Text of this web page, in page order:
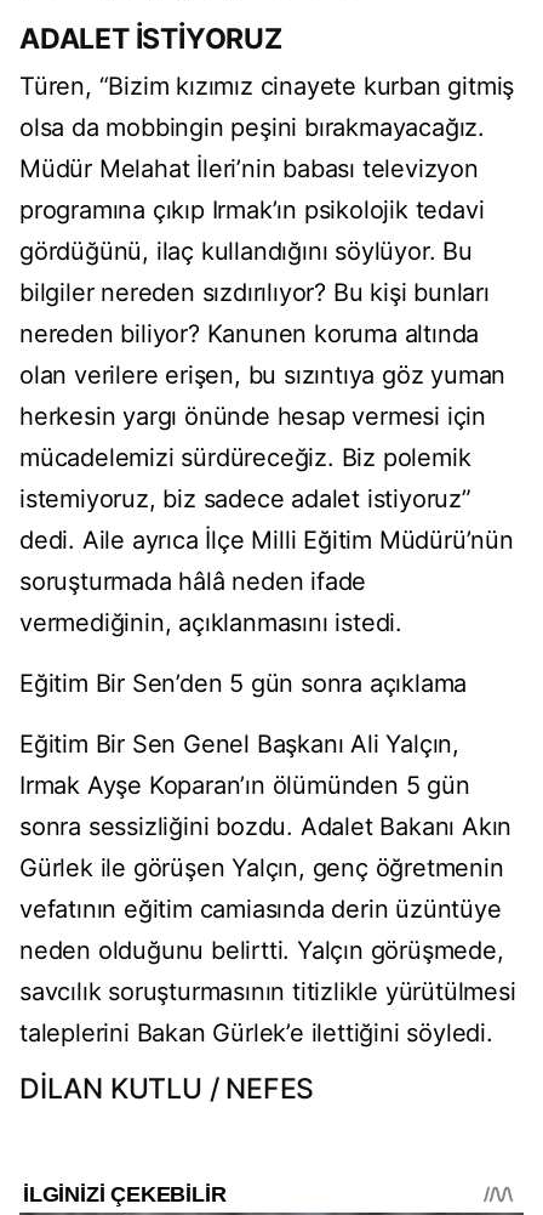
ADALET İSTİYORUZ
Türen, “Bizim kızımız cinayete kurban gitmiş
olsa da mobbingin peşini bırakmayacağız.
Müdür Melahat İleri’nin babası televizyon
programına çıkıp Irmak’ın psikolojik tedavi
gördüğünü, ilaç kullandığını söylüyor. Bu
bilgiler nereden sızdırılıyor? Bu kişi bunları
nereden biliyor? Kanunen koruma altında
olan verilere erişen, bu sızıntıya göz yuman
herkesin yargı önünde hesap vermesi için
mücadelemizi sürdüreceğiz. Biz polemik
istemiyoruz, biz sadece adalet istiyoruz”
dedi. Aile ayrıca İlçe Milli Eğitim Müdürü’nün
soruşturmada hâlâ neden ifade
vermediğinin, açıklanmasını istedi.
Eğitim Bir Sen’den 5 gün sonra açıklama
Eğitim Bir Sen Genel Başkanı Ali Yalçın,
Irmak Ayşe Koparan’ın ölümünden 5 gün
sonra sessizliğini bozdu. Adalet Bakanı Akın
Gürlek ile görüşen Yalçın, genç öğretmenin
vefatının eğitim camiasında derin üzüntüye
neden olduğunu belirtti. Yalçın görüşmede,
savcılık soruşturmasının titizlikle yürütülmesi
taleplerini Bakan Gürlek’e ilettiğini söyledi.
DİLAN KUTLU / NEFES